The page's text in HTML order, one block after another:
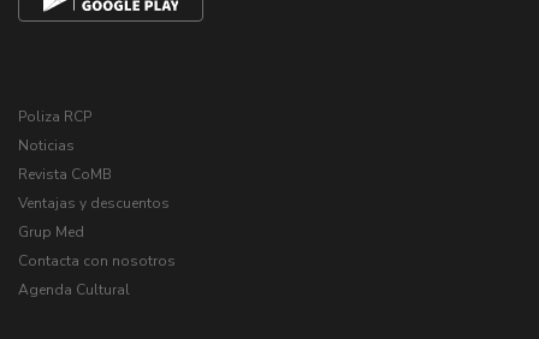
Poliza RCP
Noticias
Revista CoMB
Ventajas y descuentos
Grup Med
Contacta con nosotros
Agenda Cultural